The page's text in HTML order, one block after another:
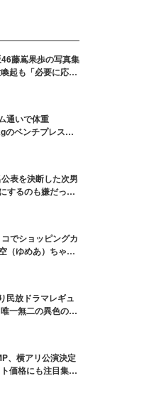
島村雄大の特別対
れぞれの視点か
はの魅力や予想外
す奥深いストーリ
藤嶌果歩の写真集
起も「必要に応じ
通いで体重
ベンチプレス持
表を決断した次男
するのも嫌だっ
でショッピングカ
（ゆめあ）ちゃん
声
民放ドラマレギュ
一無二の異色のバ
、横アリ公演決定
価格にも注目集ま